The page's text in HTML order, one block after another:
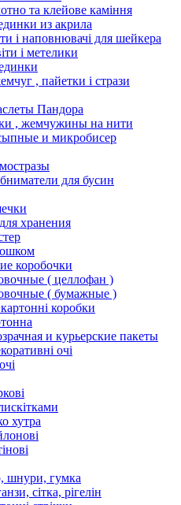
та клейове каміння
из акрила
і наповнювачі для шейкера
і метелики
, пайетки і стрази
Пандора
, жемчужины на нити
и микробисер
для бусин
хранения
коробочки
( целлофан )
( бумажные )
коробки
и курьерские пакеты
очі
хутра
шнури, гумка
сітка, рігелін